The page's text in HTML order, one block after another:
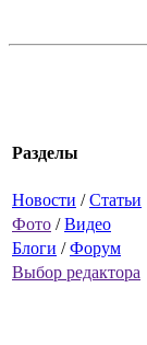
Разделы
Новости /Статьи
Фото /Видео
Блоги /Форум
Выбор редактора